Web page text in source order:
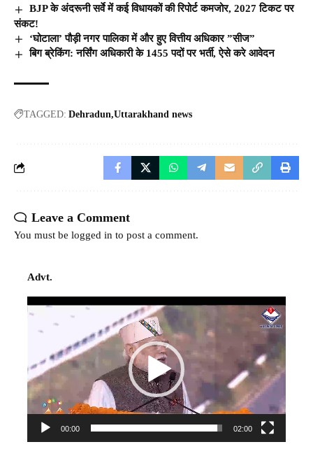
BJP के अंदरूनी सर्वे में कई विधायकों की रिपोर्ट कमजोर, 2027 टिकट पर
संकट!
‘घोटाला’ पौड़ी नगर पालिका में और हुए वित्तीय अधिकार ”सीज”
बिग ब्रेकिंग: नर्सिंग अधिकारी के 1455 पदों पर भर्ती, ऐसे करे आवेदन
TAGGED: Dehradun Uttarakhand news
Leave a Comment
You must be logged in to post a comment.
Advt.
Video
00:00 02:00